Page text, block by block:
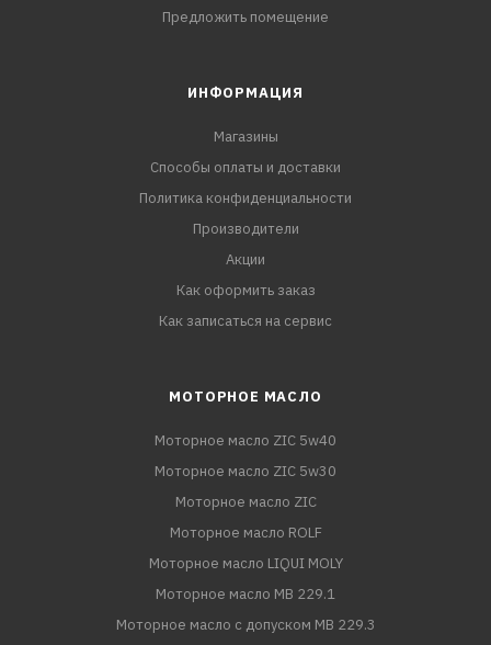
Предложить помещение
ИНФОРМАЦИЯ
Магазины
Способы оплаты и доставки
Политика конфиденциальности
Производители
Акции
Как оформить заказ
Как записаться на сервис
МОТОРНОЕ МАСЛО
Моторное масло ZIC 5w40
Моторное масло ZIC 5w30
Моторное масло ZIC
Моторное масло ROLF
Моторное масло LIQUI MOLY
Моторное масло MB 229.1
Моторное масло с допуском MB 229.3